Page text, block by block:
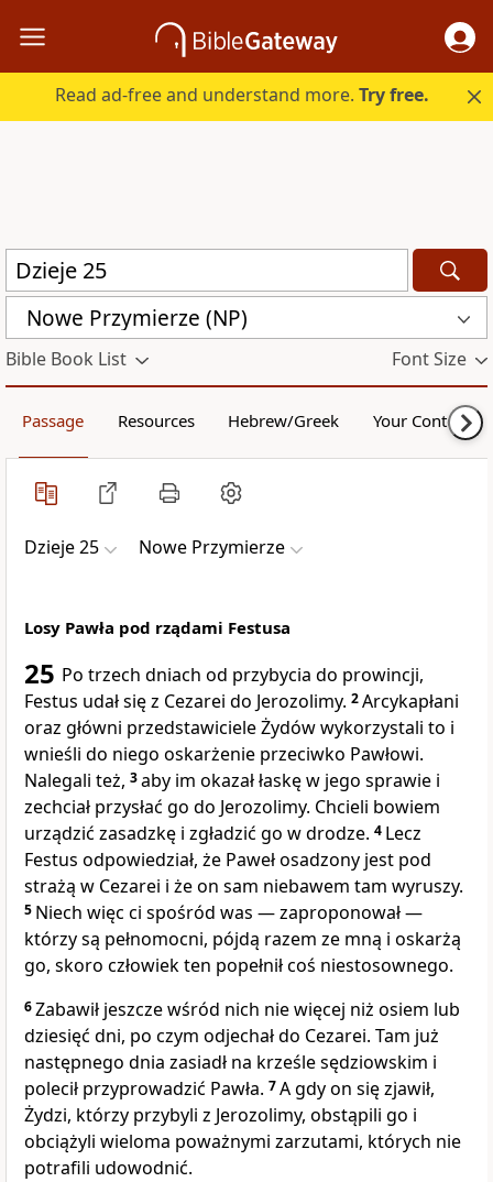
Read ad-free and understand more.Try free.
Nowe Przymierze (NP)
Bible Book List Font Size
Passage Resources Hebrew/Greek Your Content
Dzieje 25 Nowe Przymierze
Losy Pawła pod rządami Festusa
25 Po trzech dniach od przybycia do prowincji,
Festus udał się z Cezarei do Jerozolimy. 2Arcykapłani
oraz główni przedstawiciele Żydów wykorzystali to i
wnieśli do niego oskarżenie przeciwko Pawłowi.
Nalegali też, 3aby im okazał łaskę w jego sprawie i
zechciał przysłać go do Jerozolimy. Chcieli bowiem
urządzić zasadzkę i zgładzić go w drodze. 4 Lecz
Festus odpowiedział, że Paweł osadzony jest pod
strażą w Cezarei i że on sam niebawem tam wyruszy.
5 Niech więc ci spośród was — zaproponował —
którzy są pełnomocni, pójdą razem ze mną i oskarżą
go, skoro człowiek ten popełnił coś niestosownego.
6Zabawił jeszcze wśród nich nie więcej niż osiem lub
dziesięć dni, po czym odjechał do Cezarei. Tam już
następnego dnia zasiadł na krześle sędziowskim i
polecił przyprowadzić Pawła. 7A gdy on się zjawił,
Żydzi, którzy przybyli z Jerozolimy, obstąpili go i
obciążyli wieloma poważnymi zarzutami, których nie
potrafili udowodnić.